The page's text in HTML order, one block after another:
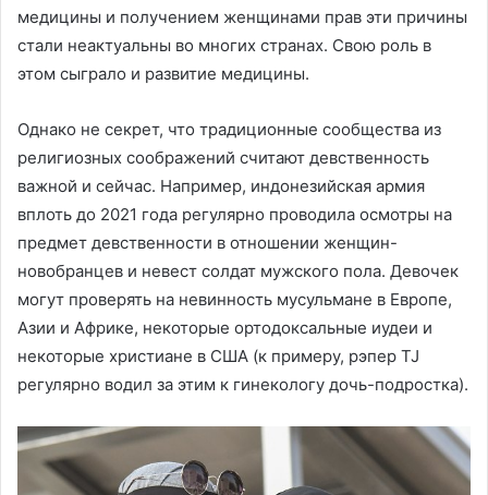
медицины и получением женщинами прав эти причины
стали неактуальны во многих странах. Свою роль в
этом сыграло и развитие медицины.
Однако не секрет, что традиционные сообщества из
религиозных соображений считают девственность
важной и сейчас. Например, индонезийская армия
вплоть до 2021 года регулярно проводила осмотры на
предмет девственности в отношении женщин-
новобранцев и невест солдат мужского пола. Девочек
могут проверять на невинность мусульмане в Европе,
Азии и Африке, некоторые ортодоксальные иудеи и
некоторые христиане в США (к примеру, рэпер TJ
регулярно водил за этим к гинекологу дочь-подростка).